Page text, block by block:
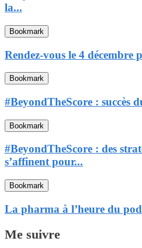
la...
Bookmark
Rendez-vous le 4 décembre
Bookmark
#BeyondTheScore : succès
Bookmark
#BeyondTheScore : des
s’affinent pour...
Bookmark
La pharma à l’heure du
Me suivre